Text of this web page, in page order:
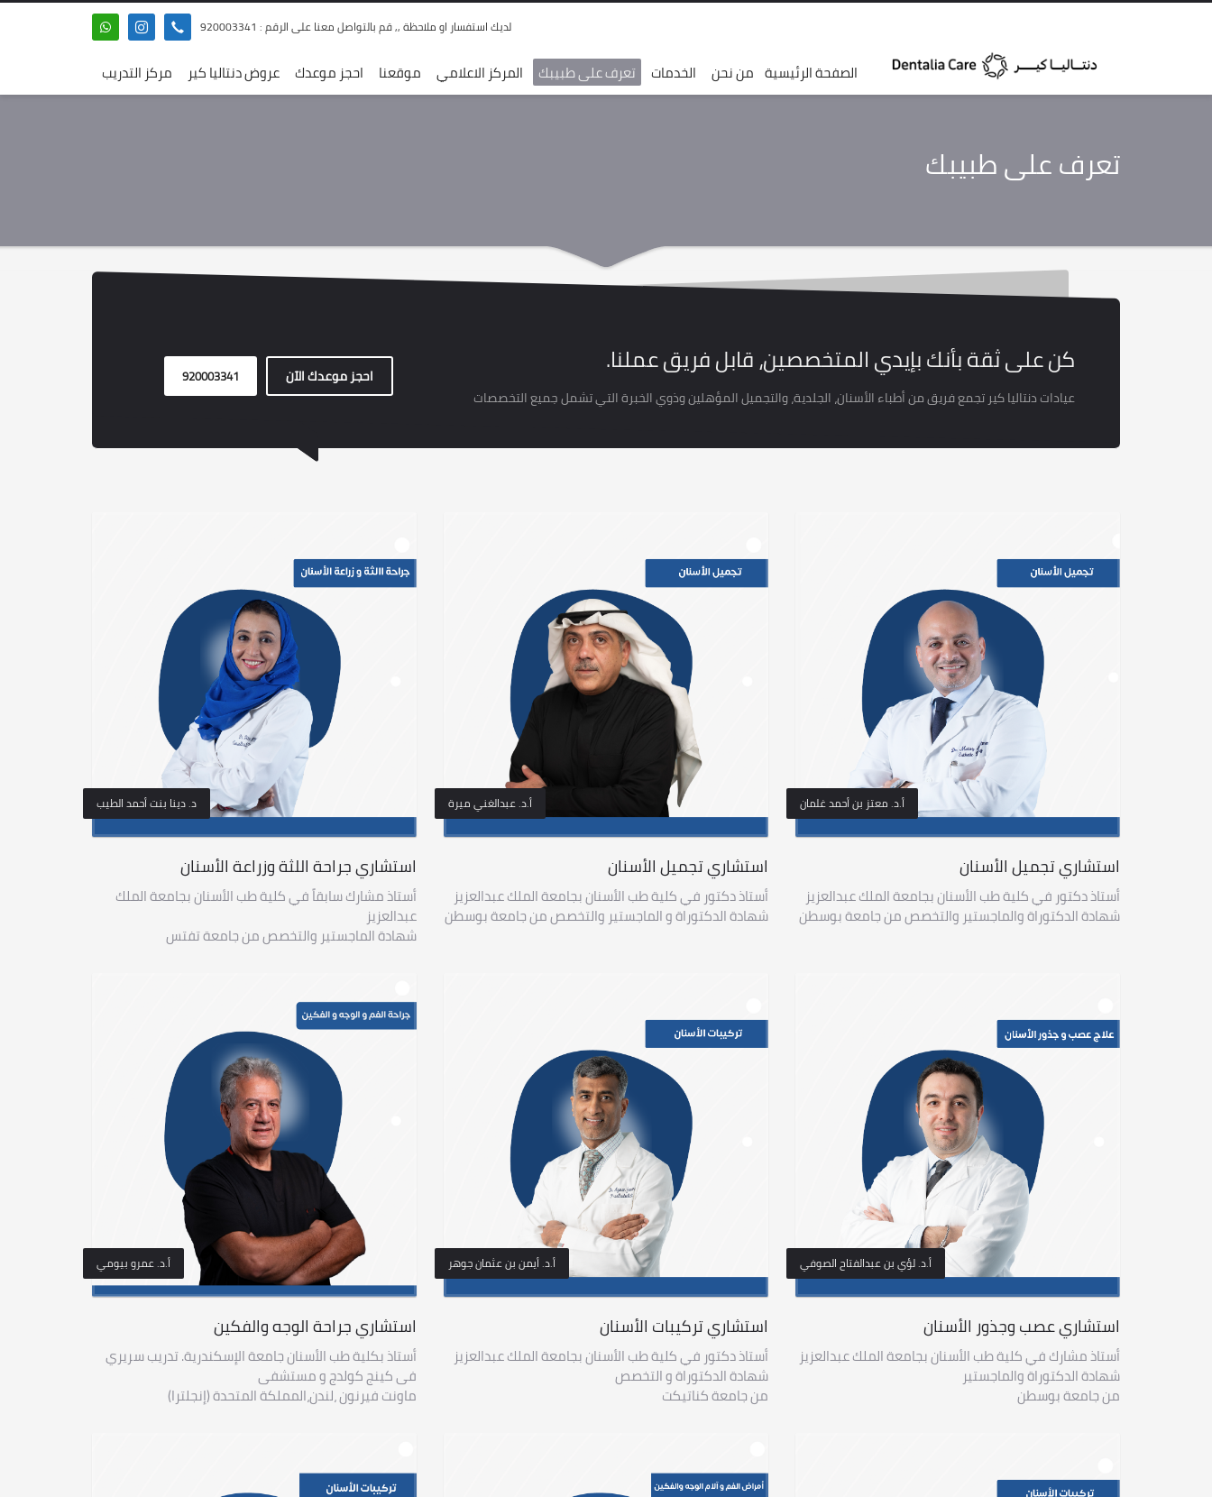
لديك استفسار او ملاحظة ,, قم بالتواصل معنا على الرقم : 920003341
الصفحة الرئيسية من نحن الخدمات تعرف على طبيبك المركز الاعلامي موقعنا احجز موعدك عروض دنتاليا كير مركز التدريب
تعرف على طبيبك
كن على ثقة بأنك بإيدي المتخصصين، قابل فريق عملنا.
عيادات دنتاليا كير تجمع فريق من أطباء الأسنان، الجلدية، والتجميل المؤهلين وذوي الخبرة التي تشمل جميع التخصصات
احجز موعدك الآن 920003341
أ.د. معتز بن أحمد غلمان
استشاري تجميل الأسنان
أستاذ دكتور في كلية طب الأسنان بجامعة الملك عبدالعزيز
شهادة الدكتوراة والماجستير والتخصص من جامعة بوسطن
أ.د. عبدالغني ميرة
استشاري تجميل الأسنان
أستاذ دكتور في كلية طب الأسنان بجامعة الملك عبدالعزيز
شهادة الدكتوراة و الماجستير والتخصص من جامعة بوسطن
د. دينا بنت أحمد الطيب
استشاري جراحة اللثة وزراعة الأسنان
أستاذ مشارك سابقاً في كلية طب الأسنان بجامعة الملك
عبدالعزيز
شهادة الماجستير والتخصص من جامعة تفتس
أ.د. لؤي بن عبدالفتاح الصوفي
استشاري عصب وجذور الأسنان
أستاذ مشارك في كلية طب الأسنان بجامعة الملك عبدالعزيز
شهادة الدكتوراة والماجستير
من جامعة بوسطن
أ.د. أيمن بن عثمان جوهر
استشاري تركيبات الأسنان
أستاذ دكتور في كلية طب الأسنان بجامعة الملك عبدالعزيز
شهادة الدكتوراة و التخصص
من جامعة كناتيكت
أ.د. عمرو بيومي
استشاري جراحة الوجه والفكين
أستاذ بكلية طب الأسنان جامعة الإسكندرية. تدريب سريري
فى كينج كولدج و مستشفى
ماونت فيرنون ،لندن،المملكة المتحدة (إنجلترا)